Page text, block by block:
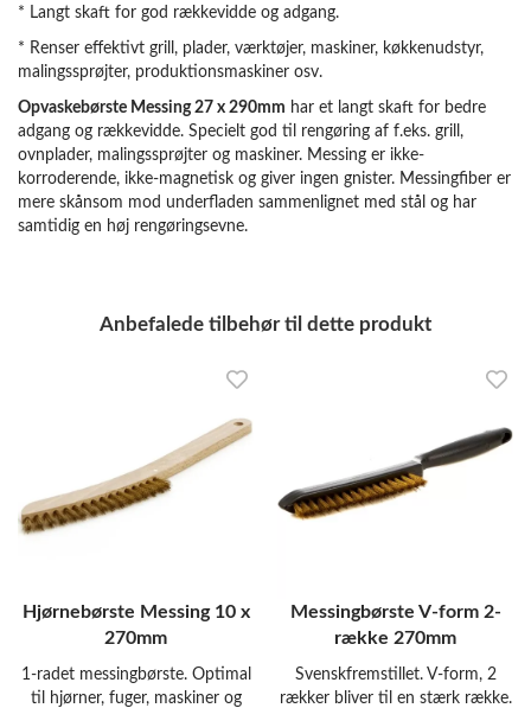
* Langt skaft for god rækkevidde og adgang.
* Renser effektivt grill, plader, værktøjer, maskiner, køkkenudstyr,
malingssprøjter, produktionsmaskiner osv.
Opvaskebørste Messing 27 x 290mm har et langt skaft for bedre
adgang og rækkevidde. Specielt god til rengøring af f.eks. grill,
ovnplader, malingssprøjter og maskiner. Messing er ikke-
korroderende, ikke-magnetisk og giver ingen gnister. Messingfiber er
mere skånsom mod underfladen sammenlignet med stål og har
samtidig en høj rengøringsevne.
Anbefalede tilbehør til dette produkt
Hjørnebørste Messing 10 x
270mm
1-radet messingbørste. Optimal
til hjørner, fuger, maskiner og
Messingbørste V-form 2-
række 270mm
Svenskfremstillet. V-form, 2
rækker bliver til en stærk række.